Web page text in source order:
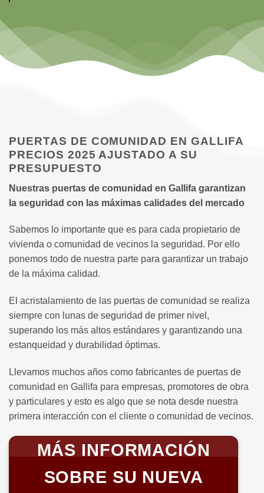
PUERTAS DE COMUNIDAD EN GALLIFA
PRECIOS 2025 AJUSTADO A SU
PRESUPUESTO
Nuestras puertas de comunidad en Gallifa garantizan
la seguridad con las máximas calidades del mercado
Sabemos lo importante que es para cada propietario de
vivienda o comunidad de vecinos la seguridad. Por ello
ponemos todo de nuestra parte para garantizar un trabajo
de la máxima calidad.
El acristalamiento de las puertas de comunidad se realiza
siempre con lunas de seguridad de primer nivel,
superando los más altos estándares y garantizando una
estanqueidad y durabilidad óptimas.
Llevamos muchos años como fabricantes de puertas de
comunidad en Gallifa para empresas, promotores de obra
y particulares y esto es algo que se nota desde nuestra
primera interacción con el cliente o comunidad de vecinos.
MÁS INFORMACIÓN
SOBRE SU NUEVA